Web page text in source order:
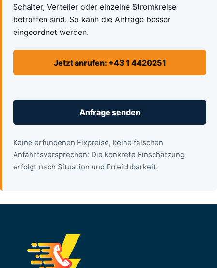
Schalter, Verteiler oder einzelne Stromkreise
betroffen sind. So kann die Anfrage besser
eingeordnet werden.
Jetzt anrufen: +43 1 4420251
Anfrage senden
Keine erfundenen Fixpreise, keine falschen
Anfahrtsversprechen: Die konkrete Einschätzung
erfolgt nach Situation und Erreichbarkeit.